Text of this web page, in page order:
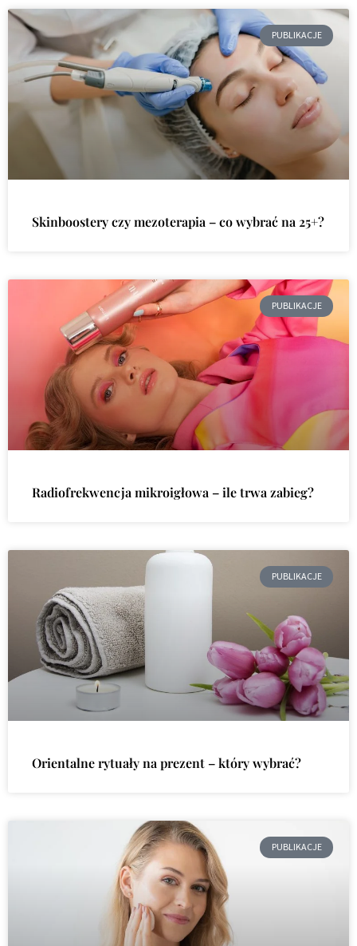
PUBLIKACJE
Skinboostery czy mezoterapia – co wybrać na 25+?
PUBLIKACJE
Radiofrekwencja mikroigłowa – ile trwa zabieg?
PUBLIKACJE
Orientalne rytuały na prezent – który wybrać?
PUBLIKACJE